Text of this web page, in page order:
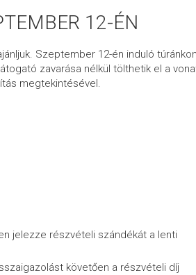
12-ÉN
Szeptember 12-én induló túránkon
zavarása nélkül tölthetik el a
megtekintésével.
jelezze részvételi szándékát a lenti
követően a részvételi díj